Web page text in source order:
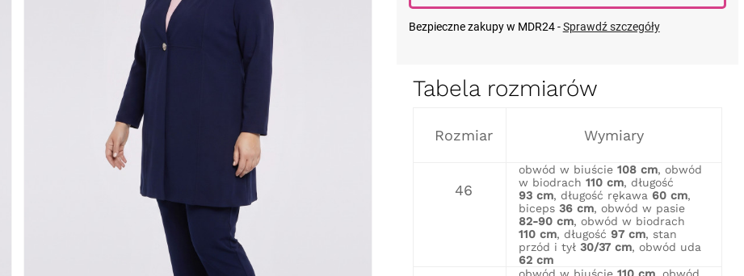
Bezpieczne zakupy w MDR24 -Sprawdź szczegóły
Tabela rozmiarów
Rozmiar Wymiary
46
obwód w biuście 108 cm, obwód
w biodrach 110 cm, długość
93 cm, długość rękawa 60 cm,
biceps 36 cm, obwód w pasie
82-90 cm, obwód w biodrach
110 cm, długość 97 cm, stan
przód i tył 30/37 cm, obwód uda
62 cm